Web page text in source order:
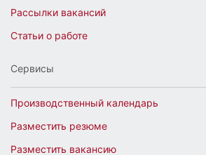
Рассылки вакансий
Статьи о работе
Сервисы
Производственный календарь
Разместить резюме
Разместить вакансию